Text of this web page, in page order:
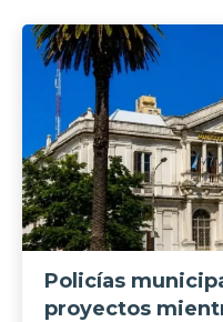
Policías
proyectos